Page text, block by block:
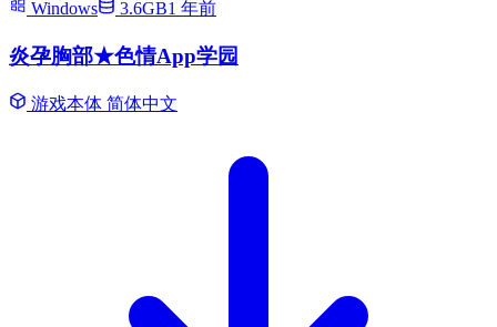
Windows
3.6GB1 年前
炎孕胸部★色情App学园
游戏本体 简体中文